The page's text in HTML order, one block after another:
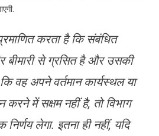
करता है कि संबंधित
बीमारी से ग्रसित है और उसकी
वह अपने वर्तमान कार्यस्थल या
करने में सक्षम नहीं है, तो विभाग
लेगा. इतना ही नहीं, यदि